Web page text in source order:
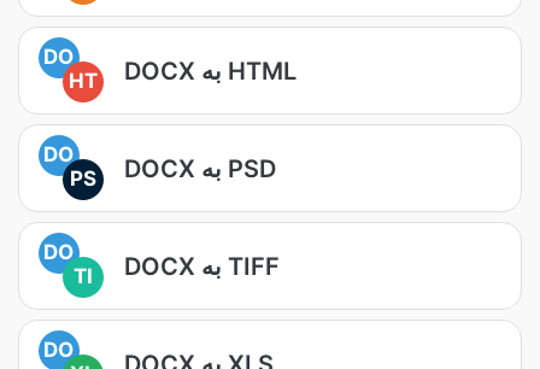
DO
HT
DOCX به HTML
DO
PS
DOCX به PSD
DO
TI
DOCX به TIFF
DO